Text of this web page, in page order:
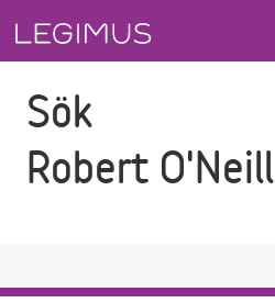
Sök
Robert O'Neill